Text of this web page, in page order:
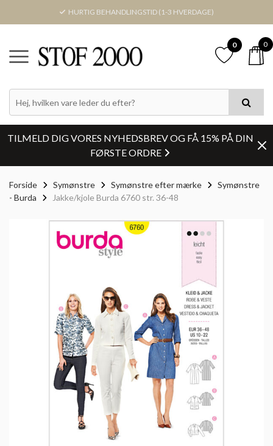
HURTIG BEHANDLINGSTID (1-3 HVERDAGE)
0 0
TILMELD DIG VORES NYHEDSBREV OG FÅ 15% PÅ DIN
FØRSTE ORDRE
Forside Symønstre Symønstre efter mærke
Symønstre
- Burda
Jakke/kjole Burda 6760 str. 36-48